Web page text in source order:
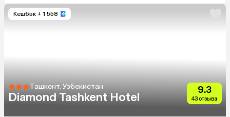
Кешбэк + 1 558
Ташкент, Узбекистан
Diamond Tashkent Hotel
9.3
43 отзыва